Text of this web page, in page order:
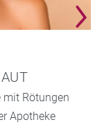
mit Rötungen
Apotheke